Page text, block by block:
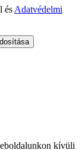
ésAdatvédelmi
kívüli